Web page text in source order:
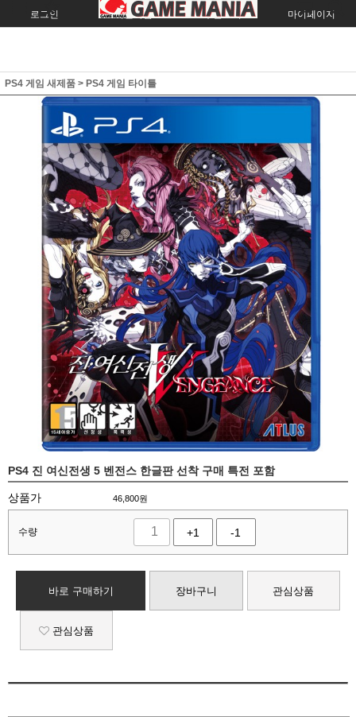
로그인 회원가입 주문조회 마이페이지
PS4 게임 새제품 > PS4 게임 타이틀
PS4 진 여신전생 5 벤전스 한글판 선착 구매 특전 포함
상품가 46,800원
수량 +1 -1
바로 구매하기 장바구니 관심상품
관심상품